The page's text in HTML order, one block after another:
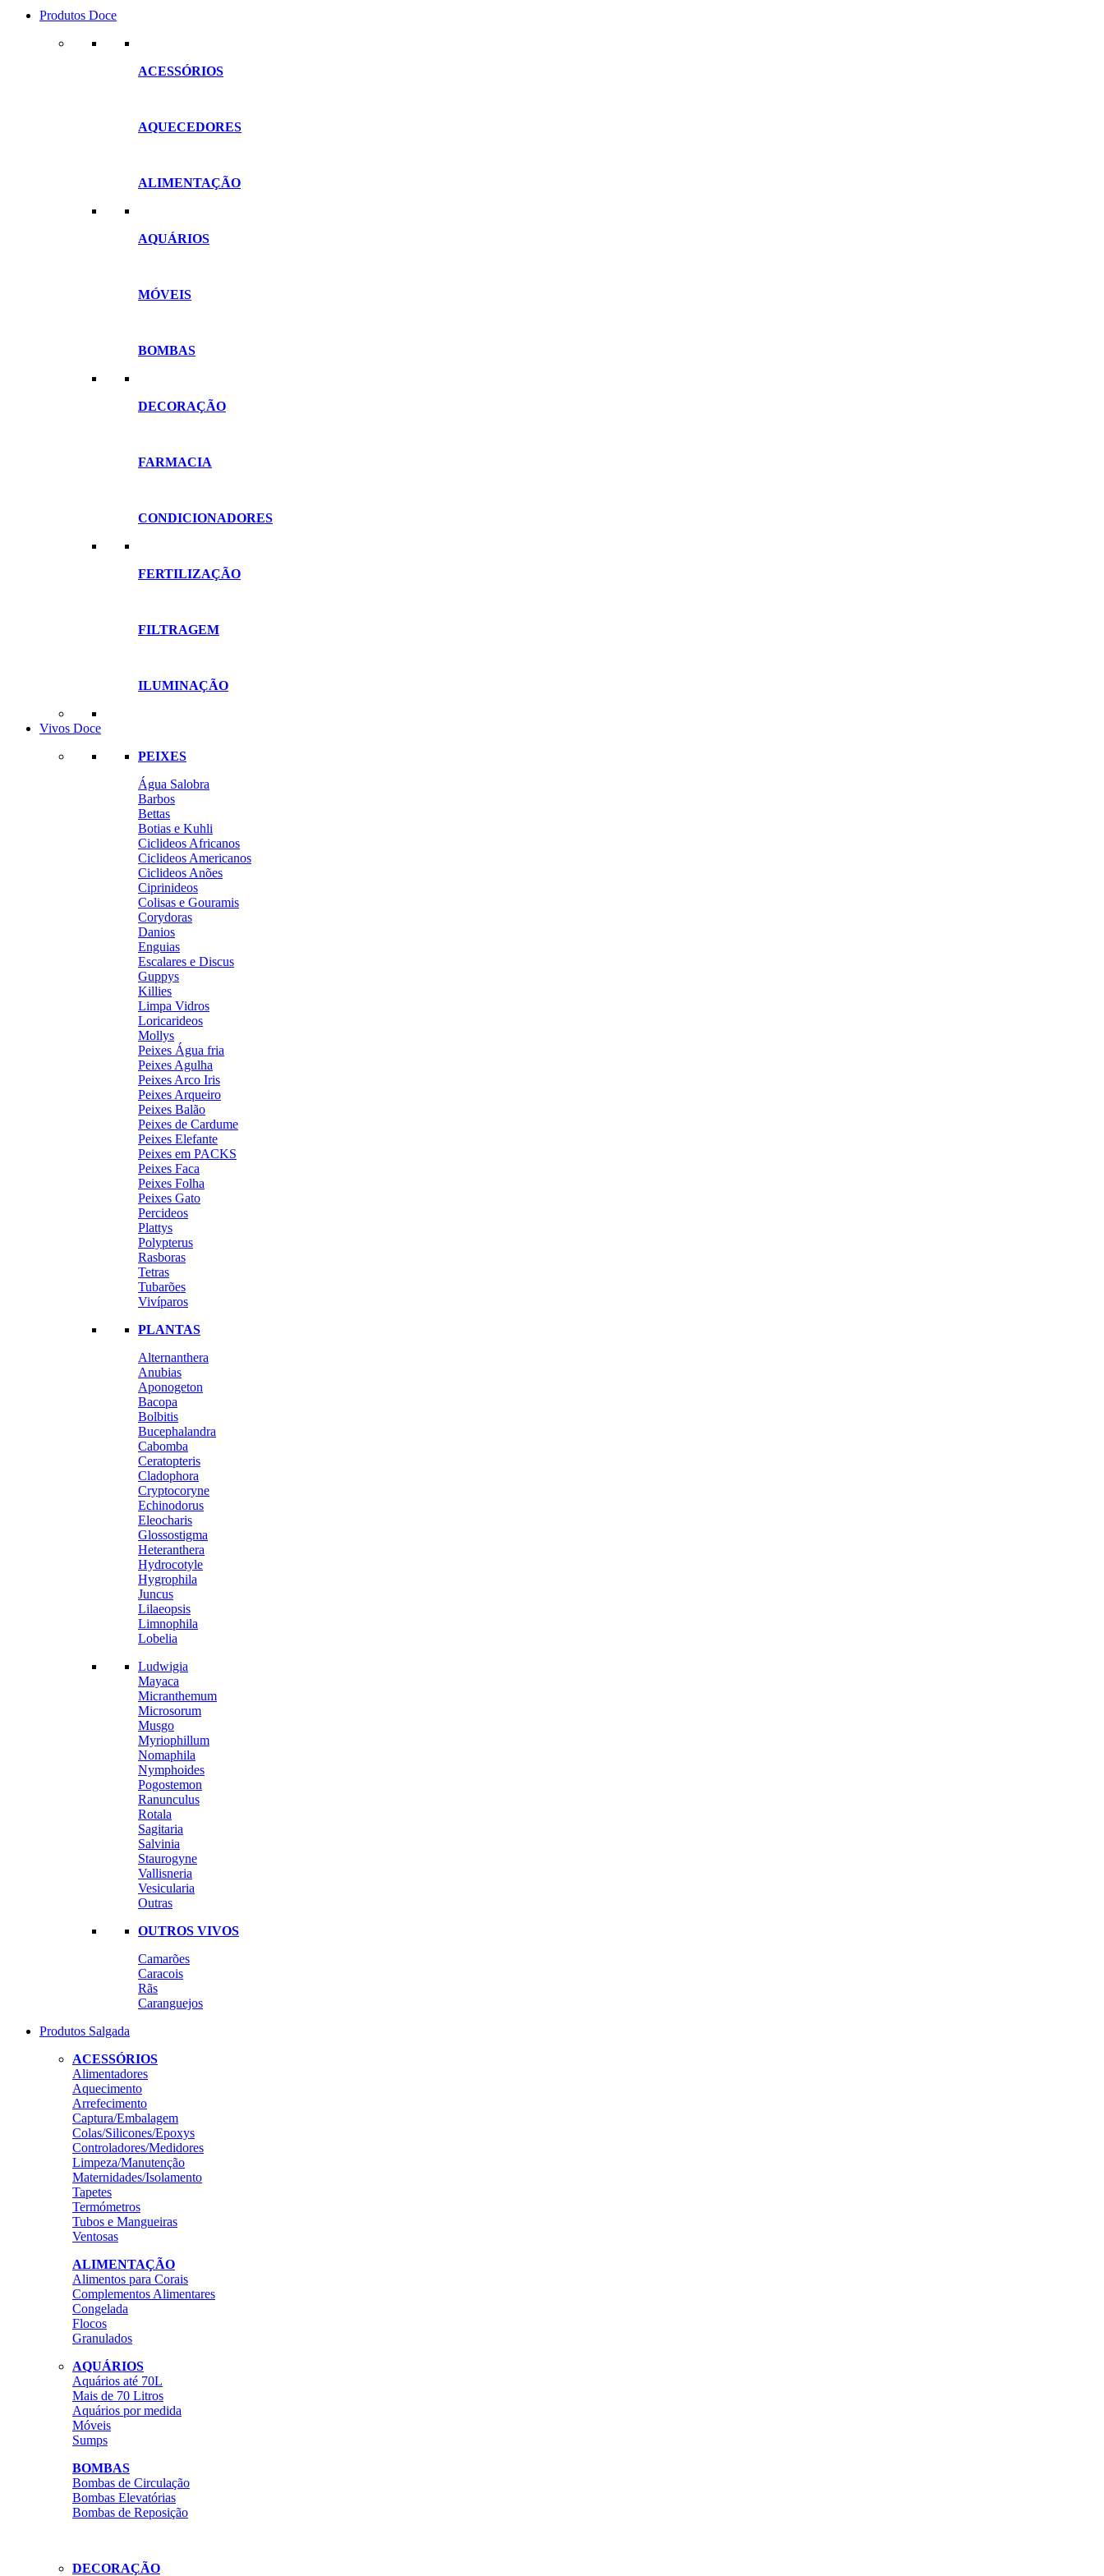
Produtos Doce
ACESSÓRIOS
AQUECEDORES
ALIMENTAÇÃO
AQUÁRIOS
MÓVEIS
BOMBAS
DECORAÇÃO
FARMACIA
CONDICIONADORES
FERTILIZAÇÃO
FILTRAGEM
ILUMINAÇÃO
Vivos Doce
PEIXES
Água Salobra
Barbos
Bettas
Botias e Kuhli
Ciclideos Africanos
Ciclideos Americanos
Ciclideos Anões
Ciprinideos
Colisas e Gouramis
Corydoras
Danios
Enguias
Escalares e Discus
Guppys
Killies
Limpa Vidros
Loricarideos
Mollys
Peixes Água fria
Peixes Agulha
Peixes Arco Iris
Peixes Arqueiro
Peixes Balão
Peixes de Cardume
Peixes Elefante
Peixes em PACKS
Peixes Faca
Peixes Folha
Peixes Gato
Percideos
Plattys
Polypterus
Rasboras
Tetras
Tubarões
Vivíparos
PLANTAS
Alternanthera
Anubias
Aponogeton
Bacopa
Bolbitis
Bucephalandra
Cabomba
Ceratopteris
Cladophora
Cryptocoryne
Echinodorus
Eleocharis
Glossostigma
Heteranthera
Hydrocotyle
Hygrophila
Juncus
Lilaeopsis
Limnophila
Lobelia
Ludwigia
Mayaca
Micranthemum
Microsorum
Musgo
Myriophillum
Nomaphila
Nymphoides
Pogostemon
Ranunculus
Rotala
Sagitaria
Salvinia
Staurogyne
Vallisneria
Vesicularia
Outras
OUTROS VIVOS
Camarões
Caracois
Rãs
Caranguejos
Produtos Salgada
ACESSÓRIOS
Alimentadores
Aquecimento
Arrefecimento
Captura/Embalagem
Colas/Silicones/Epoxys
Controladores/Medidores
Limpeza/Manutenção
Maternidades/Isolamento
Tapetes
Termómetros
Tubos e Mangueiras
Ventosas
ALIMENTAÇÃO
Alimentos para Corais
Complementos Alimentares
Congelada
Flocos
Granulados
AQUÁRIOS
Aquários até 70L
Mais de 70 Litros
Aquários por medida
Móveis
Sumps
BOMBAS
Bombas de Circulação
Bombas Elevatórias
Bombas de Reposição
DECORAÇÃO